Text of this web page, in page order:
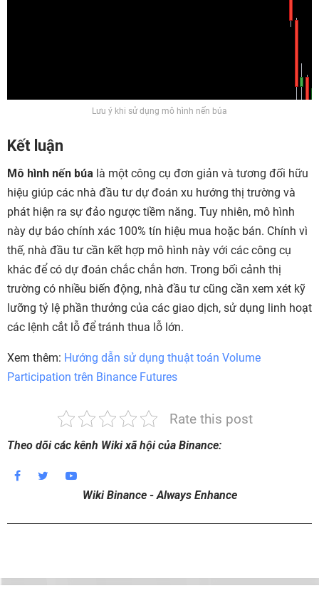
Lưu ý khi sử dụng mô hình nến búa
Kết luận
Mô hình nến búa là một công cụ đơn giản và tương đối hữu
hiệu giúp các nhà đầu tư dự đoán xu hướng thị trường và
phát hiện ra sự đảo ngược tiềm năng. Tuy nhiên, mô hình
này dự báo chính xác 100% tín hiệu mua hoặc bán. Chính vì
thế, nhà đầu tư cần kết hợp mô hình này với các công cụ
khác để có dự đoán chắc chắn hơn. Trong bối cảnh thị
trường có nhiều biến động, nhà đầu tư cũng cần xem xét kỹ
lưỡng tỷ lệ phần thưởng của các giao dịch, sử dụng linh hoạt
các lệnh cắt lỗ để tránh thua lỗ lớn.
Xem thêm: Hướng dẫn sử dụng thuật toán Volume
Participation trên Binance Futures
Rate this post
Theo dõi các kênh Wiki xã hội của Binance:
Wiki Binance - Always Enhance